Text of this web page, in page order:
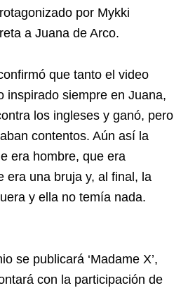
por Mykki
a Juana de Arco.
que tanto el video
inspirado siempre en Juana,
los ingleses y ganó, pero
contentos. Aún así la
era hombre, que era
era una bruja y, al final, la
y ella no temía nada.
se publicará ‘Madame X’,
con la participación de